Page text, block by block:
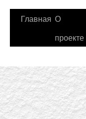
Главная О
проекте